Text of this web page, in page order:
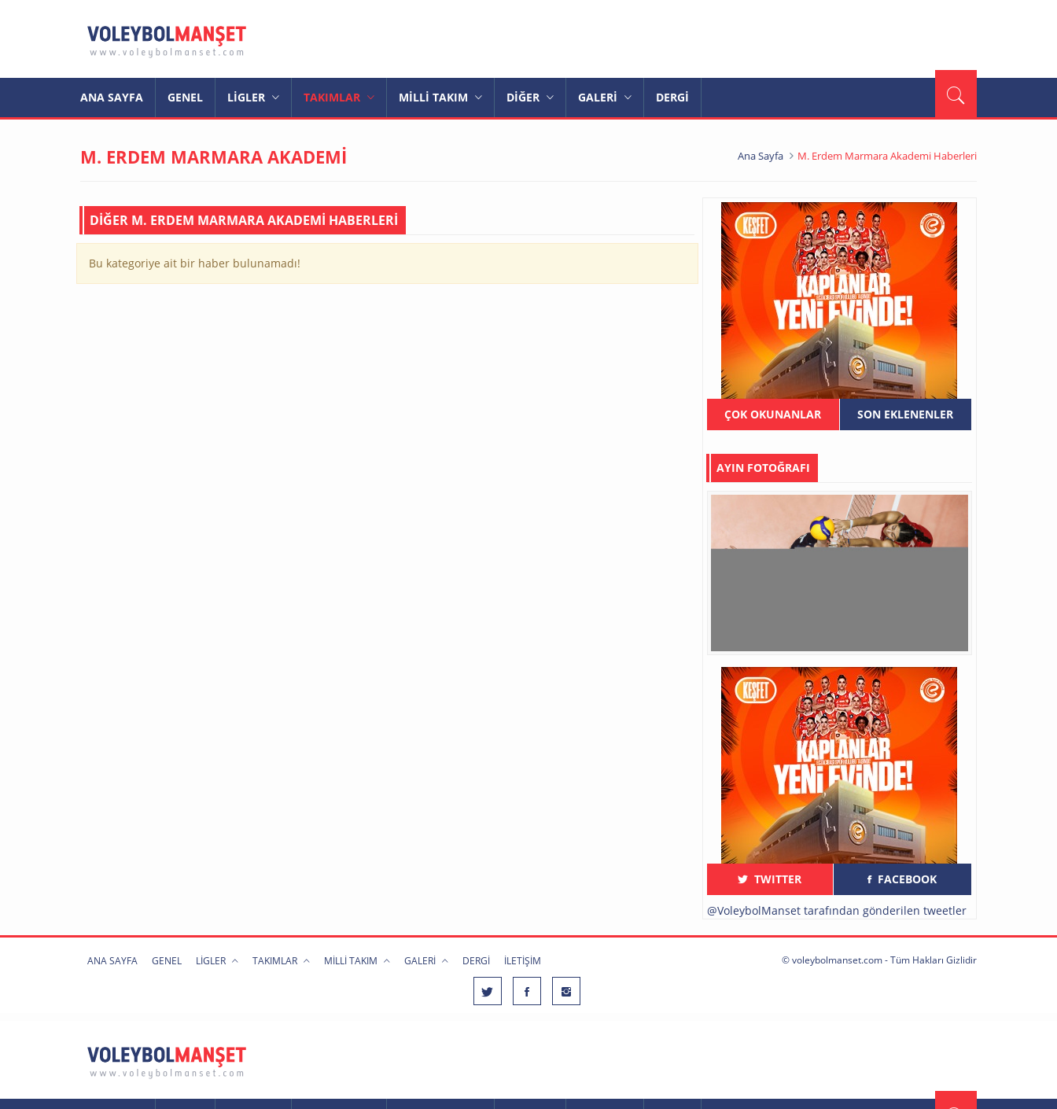
ANA SAYFA GENEL LİGLER TAKIMLAR MİLLİ TAKIM DİĞER GALERİ DERGİ
M. ERDEM MARMARA AKADEMİ Ana Sayfa M. Erdem Marmara Akademi Haberleri
DİĞER M. ERDEM MARMARA AKADEMİ HABERLERİ
Bu kategoriye ait bir haber bulunamadı!
ÇOK OKUNANLAR SON EKLENENLER
AYIN FOTOĞRAFI
TWITTER FACEBOOK
@VoleybolManset tarafından gönderilen tweetler
ANA SAYFA GENEL LİGLER TAKIMLAR MİLLİ TAKIM GALERİ DERGİ İLETİŞİM © voleybolmanset.com - Tüm Hakları Gizlidir